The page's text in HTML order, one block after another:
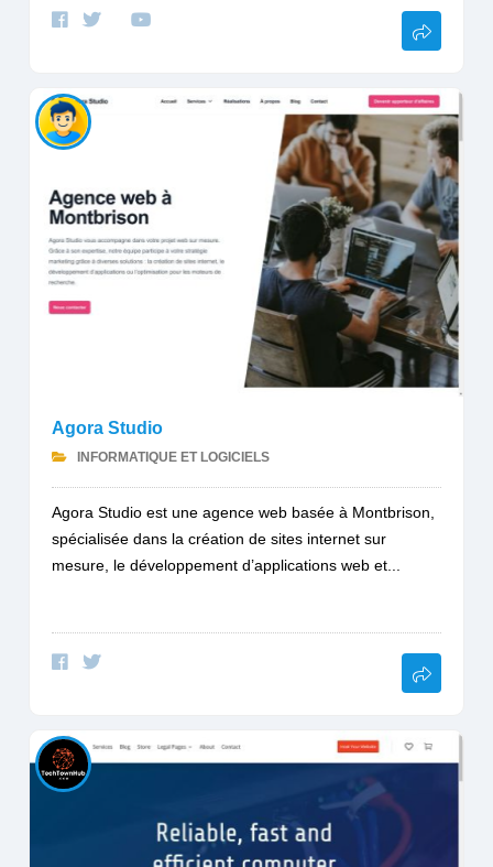
Agora Studio
INFORMATIQUE ET LOGICIELS
Agora Studio est une agence web basée à Montbrison,
spécialisée dans la création de sites internet sur
mesure, le développement d’applications web et...